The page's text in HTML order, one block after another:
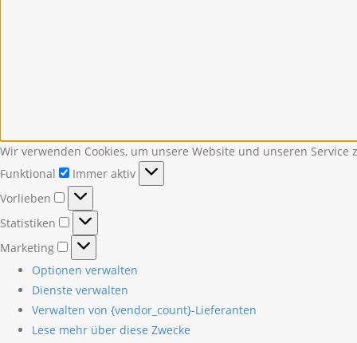
Wir verwenden Cookies, um unsere Website und unseren Service
Funktional
Funktional
Immer aktiv
Vorlieben
Vorlieben
Statistiken
Statistiken
Marketing
Marketing
Optionen verwalten
Dienste verwalten
Verwalten von {vendor_count}-Lieferanten
Lese mehr über diese Zwecke